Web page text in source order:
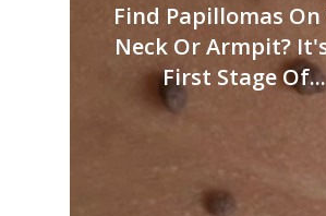
Find Papillomas On
Neck Or Armpit?
First Stage Of...